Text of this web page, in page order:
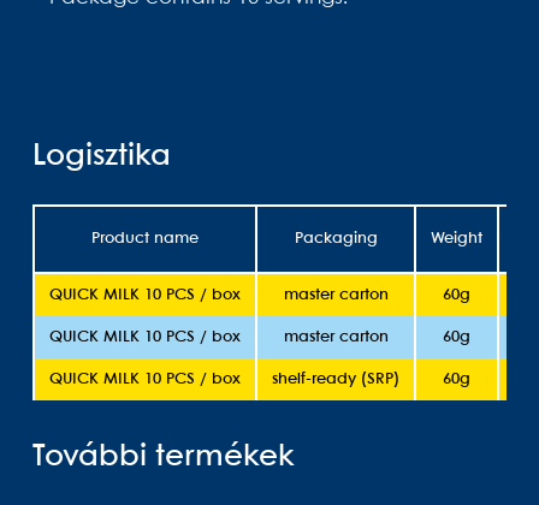
Logisztika
Product name Packaging Weight
QUICK MILK 10 PCS / box master carton 60g
QUICK MILK 10 PCS / box master carton 60g
QUICK MILK 10 PCS / box shelf-ready (SRP) 60g
További termékek